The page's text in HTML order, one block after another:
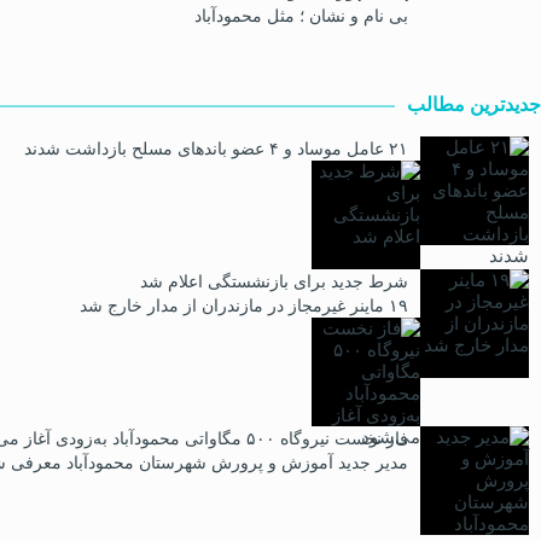
بی نام و نشان ؛ مثل محمودآباد
جدیدترین مطالب
۲۱ عامل موساد و ۴ عضو باند‌های مسلح بازداشت شدند
شرط جدید برای بازنشستگی اعلام شد
۱۹ ماینر غیرمجاز در مازندران از مدار خارج شد
فاز نخست نیروگاه ۵۰۰ مگاواتی محمودآباد به‌زودی آغاز می‌شود
مدیر جدید آموزش و پرورش شهرستان محمودآباد معرفی